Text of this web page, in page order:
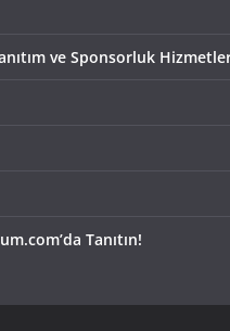
ve Sponsorluk
Tanıtın!